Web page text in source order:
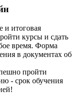
и итоговая
курсы и сдать
время. Форма
в документах об
пройти
- срок обучения